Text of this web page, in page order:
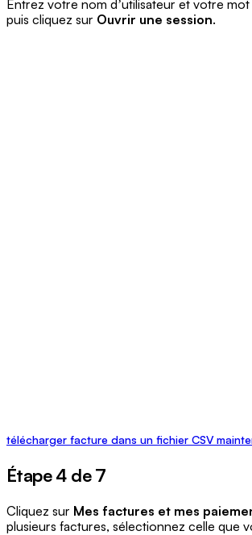
Entrez votre nom dʼutilisateur et votre
puis cliquez sur Ouvrir une session.
télécharger facture dans un fichier CSV
Étape 4 de 7
Cliquez sur Mes factures et mes
plusieurs factures, sélectionnez celle que